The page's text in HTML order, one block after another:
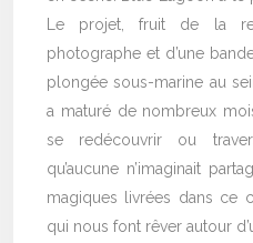
Le projet, fruit de la
photographe et d’une
plongée sous-marine au
a maturé de nombreux
se redécouvrir ou
qu’aucune n’imaginait
magiques livrées dans ce
qui nous font rêver autour